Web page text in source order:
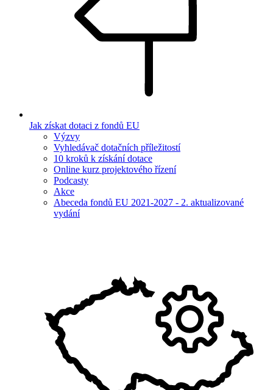
Jak získat dotaci z fondů EU
Výzvy
Vyhledávač dotačních příležitostí
10 kroků k získání dotace
Online kurz projektového řízení
Podcasty
Akce
Abeceda fondů EU 2021-2027 - 2. aktualizované
vydání